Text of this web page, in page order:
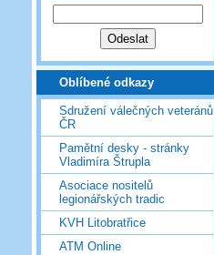
Oblíbené odkazy
Sdružení válečných veteránů
ČR
Pamětní desky - stránky
Vladimíra Štrupla
Asociace nositelů
legionářských tradic
KVH Litobratřice
ATM Online